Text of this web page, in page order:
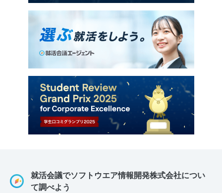
就活会議でソフトウエア情報開発株式会社につい
て調べよう